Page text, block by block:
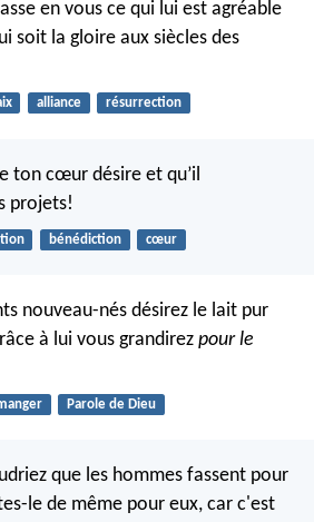
en vous ce qui lui est agréable
soit la gloire aux siècles des
alliance résurrection
ton cœur désire et qu’il
projets!
bénédiction cœur
nouveau-nés désirez le lait pur
à lui vous grandirez pour le
Parole de Dieu
que les hommes fassent pour
le de même pour eux, car c'est